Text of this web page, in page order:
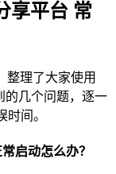
享平台 常
整理了大家使用
的几个问题，逐一
间。
启动怎么办？